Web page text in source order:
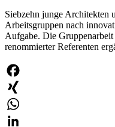
Siebzehn junge Architekten
Arbeitsgruppen nach
Aufgabe. Die
renommierter Referenten
Facebook
XING
WhatsApp